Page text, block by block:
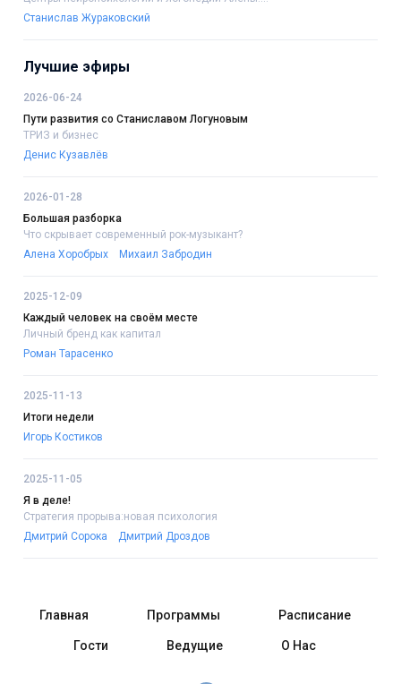
Станислав Жураковский
Лучшие эфиры
2026-06-24
Пути развития со Станиславом Логуновым
ТРИЗ и бизнес
Денис Кузавлёв
2026-01-28
Большая разборка
Что скрывает современный рок-музыкант?
Алена Хоробрых
Михаил Забродин
2025-12-09
Каждый человек на своём месте
Личный бренд как капитал
Роман Тарасенко
2025-11-13
Итоги недели
Игорь Костиков
2025-11-05
Я в деле!
Стратегия прорыва:новая психология
Дмитрий Сорока
Дмитрий Дроздов
Главная Программы Расписание
Гости Ведущие О Нас